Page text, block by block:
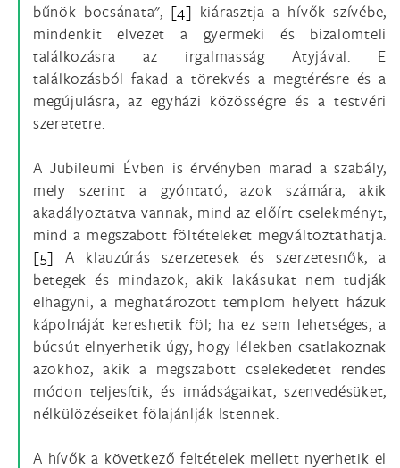
bűnök bocsánata", [4] kiárasztja a hívők szívébe,
mindenkit elvezet a gyermeki és bizalomteli
találkozásra az irgalmasság Atyjával. E
találkozásból fakad a törekvés a megtérésre és a
megújulásra, az egyházi közösségre és a testvéri
szeretetre.
A Jubileumi Évben is érvényben marad a szabály,
mely szerint a gyóntató, azok számára, akik
akadályoztatva vannak, mind az előírt cselekményt,
mind a megszabott föltételeket megváltoztathatja.
[5] A klauzúrás szerzetesek és szerzetesnők, a
betegek és mindazok, akik lakásukat nem tudják
elhagyni, a meghatározott templom helyett házuk
kápolnáját kereshetik föl; ha ez sem lehetséges, a
búcsút elnyerhetik úgy, hogy lélekben csatlakoznak
azokhoz, akik a megszabott cselekedetet rendes
módon teljesítik, és imádságaikat, szenvedésüket,
nélkülözéseiket fölajánlják Istennek.
A hívők a következő feltételek mellett nyerhetik el